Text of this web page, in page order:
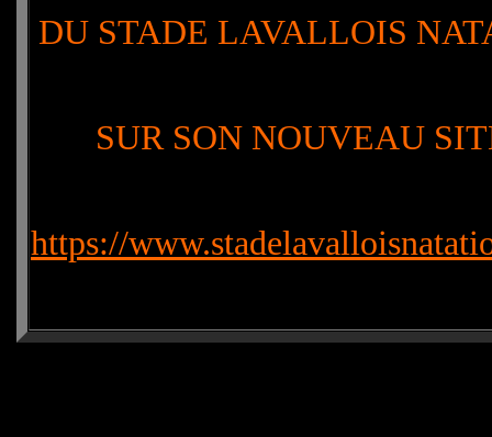
DU STADE LAVALLOIS
SUR SON NOUVEAU
https://